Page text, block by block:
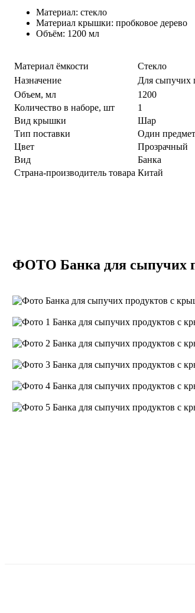
Материал: стекло
Материал крышки: пробковое дерево
Объём: 1200 мл
Материал ёмкости
Стекло
Назначение
Для сыпучих
Объем, мл
1200
Количество в наборе, шт
1
Вид крышки
Шар
Тип поставки
Один предмет
Цвет
Прозрачный
Вид
Банка
Страна-производитель товара Китай
ФОТО Банка для сыпучих